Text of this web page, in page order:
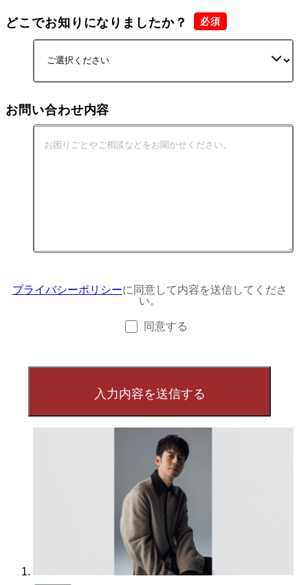
どこでお知りになりましたか？
お問い合わせ内容
プライバシーポリシーに同意して内容を送信してくださ
い。
同意する